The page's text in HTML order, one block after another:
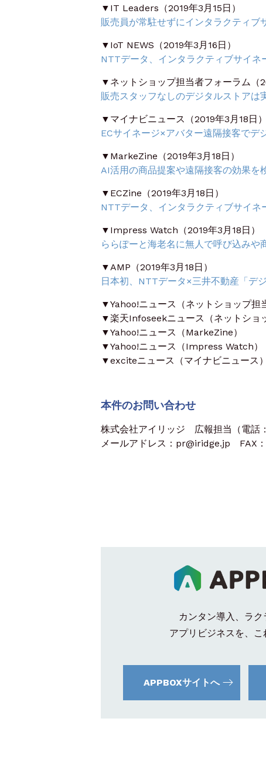
▼IT Leaders（2019年3月15日）
販売員が常駐せずにインタラクティ
▼IoT NEWS（2019年3月16日）
NTTデータ、インタラクティブサイ
▼ネットショップ担当者フォーラム（
販売スタッフなしのデジタルストア
▼マイナビニュース（2019年3月18日）
ECサイネージ×アバター遠隔接客でデ
▼MarkeZine（2019年3月18日）
AI活用の商品提案や遠隔接客の効果
▼ECZine（2019年3月18日）
NTTデータ、インタラクティブサイ
▼Impress Watch（2019年3月18日）
ららぽーと海老名に無人で呼び込みや
▼AMP（2019年3月18日）
日本初、NTTデータ×三井不動産「デ
▼Yahoo!ニュース（ネットショップ担
▼楽天Infoseekニュース（ネットショ
▼Yahoo!ニュース（MarkeZine）
▼Yahoo!ニュース（Impress Watch）
▼exciteニュース（マイナビニュース）
本件のお問い合わせ
株式会社アイリッジ 広報担当（電話
メールアドレス：pr@iridge.jp FAX
カンタン導入、ラク
アプリビジネスを、こ
APPBOXサイトへ